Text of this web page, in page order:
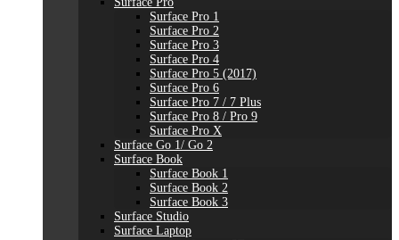
Surface Pro 1
Surface Pro 2
Surface Pro 3
Surface Pro 4
Surface Pro 5 (2017)
Surface Pro 6
Surface Pro 7 / 7 Plus
Surface Pro 8 / Pro 9
Surface Pro X
Surface Go 1/ Go 2
Surface Book
Surface Book 1
Surface Book 2
Surface Book 3
Surface Studio
Surface Laptop